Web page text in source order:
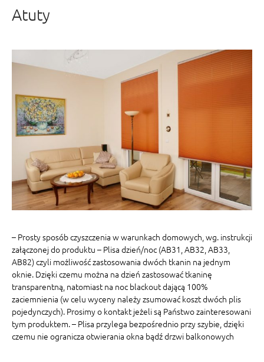
Atuty
– Prosty sposób czyszczenia w warunkach domowych, wg. instrukcji
załączonej do produktu – Plisa dzień/noc (AB31, AB32, AB33,
AB82) czyli możliwość zastosowania dwóch tkanin na jednym
oknie. Dzięki czemu można na dzień zastosować tkaninę
transparentną, natomiast na noc blackout dającą 100%
zaciemnienia (w celu wyceny należy zsumować koszt dwóch plis
pojedynczych). Prosimy o kontakt jeżeli są Państwo zainteresowani
tym produktem. – Plisa przylega bezpośrednio przy szybie, dzięki
czemu nie ogranicza otwierania okna bądź drzwi balkonowych